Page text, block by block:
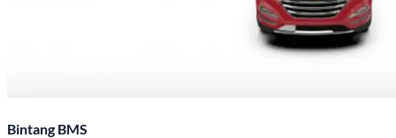
Bintang BMS